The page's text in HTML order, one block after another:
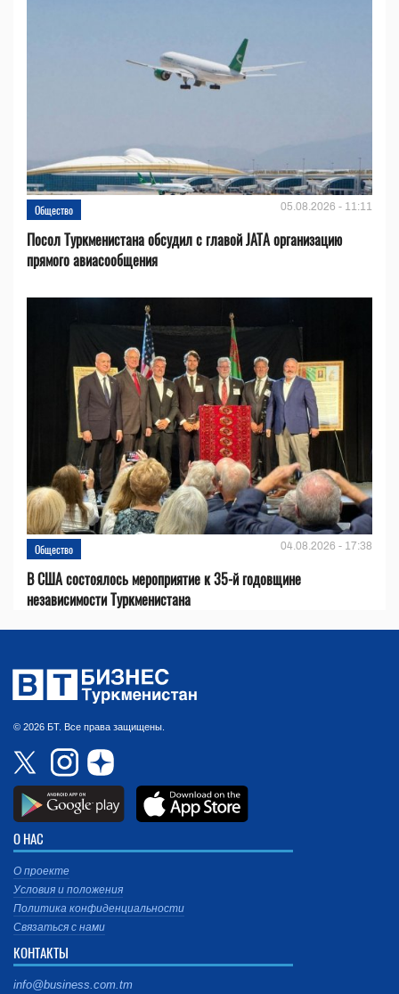
Общество 05.08.2026 - 11:11
Посол Туркменистана обсудил с главой JATA организацию
прямого авиасообщения
Общество 04.08.2026 - 17:38
В США состоялось мероприятие к 35-й годовщине
независимости Туркменистана
© 2026 БТ. Все права защищены.
О НАС
О проекте
Условия и положения
Политика конфиденциальности
Связаться с нами
КОНТАКТЫ
info@business.com.tm